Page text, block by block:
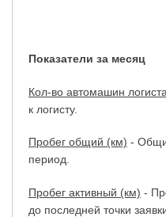
Показатели за месяц
Кол-во автомашин логиста
к логисту.
Пробег общий (км) -
период.
Пробег активный (км) -
до последней точки